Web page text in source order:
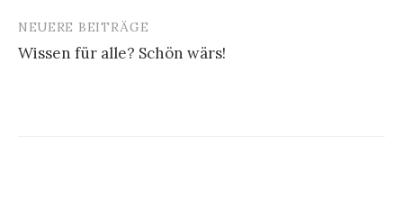
NEUERE BEITRÄGE
Wissen für alle? Schön wärs!